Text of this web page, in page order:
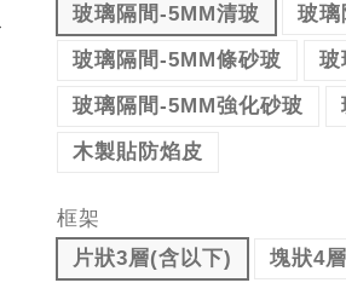
玻璃隔間-5MM清玻
玻璃
玻璃隔間-5MM條砂玻
玻
玻璃隔間-5MM強化砂玻
木製貼防焰皮
框架
片狀3層(含以下)
塊狀4